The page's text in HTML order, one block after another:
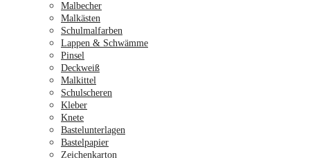
Malbecher
Malkästen
Schulmalfarben
Lappen & Schwämme
Pinsel
Deckweiß
Malkittel
Schulscheren
Kleber
Knete
Bastelunterlagen
Bastelpapier
Zeichenkarton